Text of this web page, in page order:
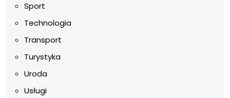
Sport
Technologia
Transport
Turystyka
Uroda
Usługi